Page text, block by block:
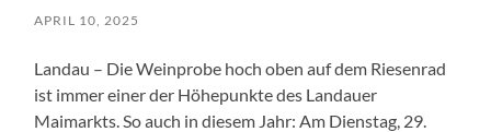
APRIL 10, 2025
Landau – Die Weinprobe hoch oben auf dem Riesenrad
ist immer einer der Höhepunkte des Landauer
Maimarkts. So auch in diesem Jahr: Am Dienstag, 29.